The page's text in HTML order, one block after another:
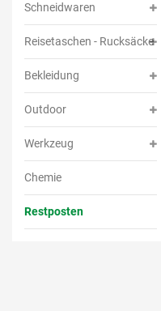
Schneidwaren
Reisetaschen - Rucksäcke
Bekleidung
Outdoor
Werkzeug
Chemie
Restposten